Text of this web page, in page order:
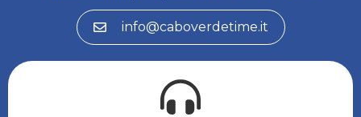
info@caboverdetime.it